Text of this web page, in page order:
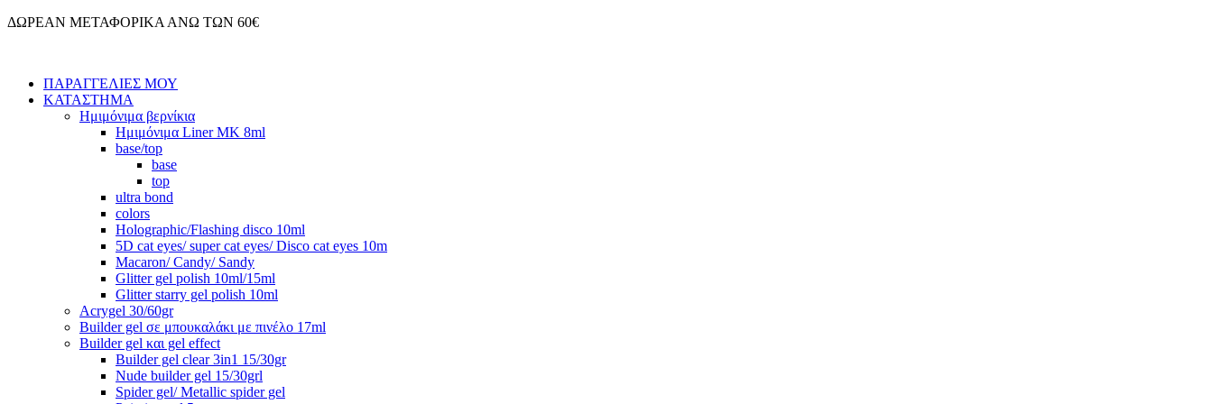
Μετάβαση
ΔΩΡΕΑΝ ΜΕΤΑΦΟΡΙΚΑ ΑΝΩ ΤΩΝ 60€
ΠΑΡΑΓΓΕΛΙΕΣ ΜΟΥ
ΚΑΤΑΣΤΗΜΑ
Ημιμόνιμα βερνίκια
Ημιμόνιμα Liner ΜΚ 8ml
base/top
base
top
ultra bond
colors
Holographic/Flashing disco 10ml
5D cat eyes/ super cat eyes/ Disco cat eyes 10m
Macaron/ Candy/ Sandy
Glitter gel polish 10ml/15ml
Glitter starry gel polish 10ml
Acrygel 30/60gr
Builder gel σε μπουκαλάκι με πινέλο 17ml
Builder gel και gel effect
Builder gel clear 3in1 15/30gr
Nude builder gel 15/30grl
Spider gel/ Metallic spider gel